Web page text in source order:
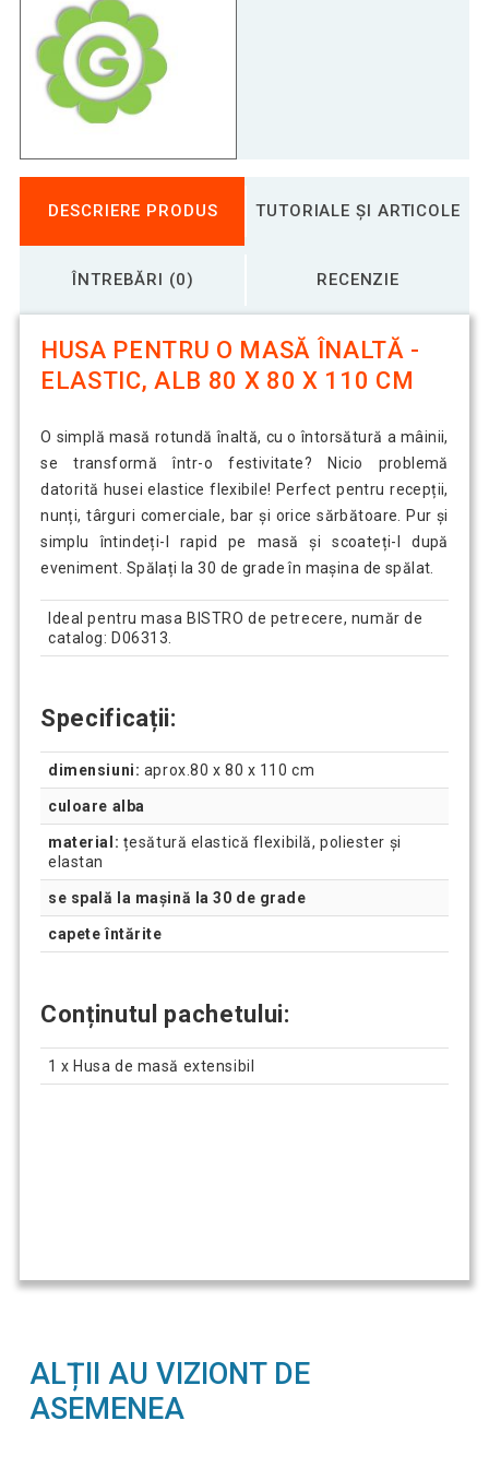
DESCRIERE PRODUS TUTORIALE ȘI ARTICOLE
ÎNTREBĂRI (0) RECENZIE
HUSA PENTRU O MASĂ ÎNALTĂ -
ELASTIC, ALB 80 X 80 X 110 CM
O simplă masă rotundă înaltă, cu o întorsătură a mâinii,
se transformă într-o festivitate? Nicio problemă
datorită husei elastice flexibile! Perfect pentru recepții,
nunți, târguri comerciale, bar și orice sărbătoare. Pur și
simplu întindeți-l rapid pe masă și scoateți-l după
eveniment. Spălați la 30 de grade în mașina de spălat.
Ideal pentru masa BISTRO de petrecere, număr de
catalog: D06313.
Specificații:
dimensiuni: aprox.80 x 80 x 110 cm
culoare alba
material: țesătură elastică flexibilă, poliester și
elastan
se spală la mașină la 30 de grade
capete întărite
Conținutul pachetului:
1 x Husa de masă extensibil
ALȚII AU VIZIONT DE
ASEMENEA